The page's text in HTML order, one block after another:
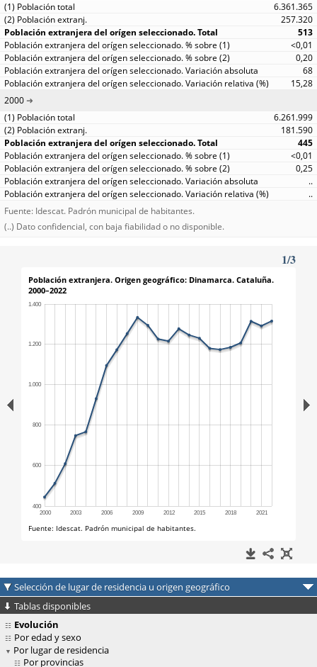
6.361.365
257.320
513
<0,01
0,20
68
15,28
2000
6.261.999
181.590
445
<0,01
0,25
..
..
Fuente: Idescat. Padrón municipal de habitantes.
(..) Dato confidencial, con baja fiabilidad o no disponible.
Selección de lugar de residencia u origen geográfico
Tablas disponibles
Evolución
Por edad y sexo
Por lugar de residencia
Por provincias